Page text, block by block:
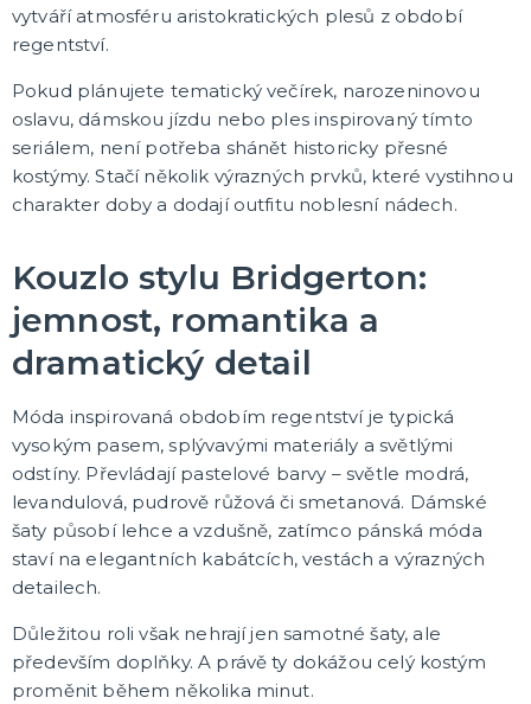
Oblečení a doplňky
Dárky podle události
Dárky pro
DALŠÍ KATEGORIE
DEKORACE, VÝZDOBA A STOLOVÁNÍ
Výzdoba a dekorace v prostoru
EKO produkty
PÁRTY DOPLŇKY
Piňaty
Konfety a serpentiny
Párty sety
Svíčky a dekorace dortu
Frkačky
Párty čepičky a čelenky
Pozvánky
Bublifuky
Lightsticky
Nažehlovačky
Fotokoutek - rekvizity
Rozlučka se svobodou
Maturitní plesy
Baby shower, narození miminka
Narozeninová oslava
Narozeninová jubilea
Výročí svatby
Párty a oslavy podle barev
Párty a oslavy dle typu
Dětská párty
Tematické dětské párty
Tématické párty
Tematické párty pro dospělé
DALŠÍ KATEGORIE
vytváří atmosféru aristokratických plesů z období
regentství.
Pokud plánujete tematický večírek, narozeninovou
oslavu, dámskou jízdu nebo ples inspirovaný tímto
seriálem, není potřeba shánět historicky přesné
kostýmy. Stačí několik výrazných prvků, které vystihnou
charakter doby a dodají outfitu noblesní nádech.
Kouzlo stylu Bridgerton:
jemnost, romantika a
dramatický detail
Móda inspirovaná obdobím regentství je typická
vysokým pasem, splývavými materiály a světlými
odstíny. Převládají pastelové barvy – světle modrá,
levandulová, pudrově růžová či smetanová. Dámské
šaty působí lehce a vzdušně, zatímco pánská móda
staví na elegantních kabátcích, vestách a výrazných
detailech.
Důležitou roli však nehrají jen samotné šaty, ale
především doplňky. A právě ty dokážou celý kostým
proměnit během několika minut.